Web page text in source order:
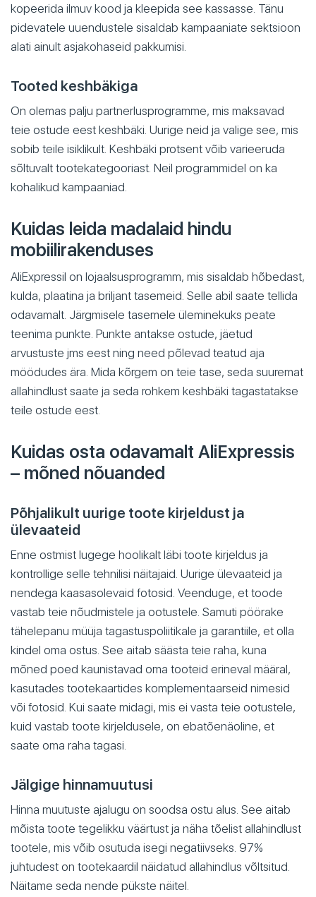
kopeerida ilmuv kood ja kleepida see kassasse. Tänu
pidevatele uuendustele sisaldab kampaaniate sektsioon
alati ainult asjakohaseid pakkumisi.
Tooted keshbäkiga
On olemas palju partnerlusprogramme, mis maksavad
teie ostude eest keshbäki. Uurige neid ja valige see, mis
sobib teile isiklikult. Keshbäki protsent võib varieeruda
sõltuvalt tootekategooriast. Neil programmidel on ka
kohalikud kampaaniad.
Kuidas leida madalaid hindu
mobiilirakenduses
AliExpressil on lojaalsusprogramm, mis sisaldab hõbedast,
kulda, plaatina ja briljant tasemeid. Selle abil saate tellida
odavamalt. Järgmisele tasemele üleminekuks peate
teenima punkte. Punkte antakse ostude, jäetud
arvustuste jms eest ning need põlevad teatud aja
möödudes ära. Mida kõrgem on teie tase, seda suuremat
allahindlust saate ja seda rohkem keshbäki tagastatakse
teile ostude eest.
Kuidas osta odavamalt AliExpressis
– mõned nõuanded
Põhjalikult uurige toote kirjeldust ja
ülevaateid
Enne ostmist lugege hoolikalt läbi toote kirjeldus ja
kontrollige selle tehnilisi näitajaid. Uurige ülevaateid ja
nendega kaasasolevaid fotosid. Veenduge, et toode
vastab teie nõudmistele ja ootustele. Samuti pöörake
tähelepanu müüja tagastuspoliitikale ja garantiile, et olla
kindel oma ostus. See aitab säästa teie raha, kuna
mõned poed kaunistavad oma tooteid erineval määral,
kasutades tootekaartides komplementaarseid nimesid
või fotosid. Kui saate midagi, mis ei vasta teie ootustele,
kuid vastab toote kirjeldusele, on ebatõenäoline, et
saate oma raha tagasi.
Jälgige hinnamuutusi
Hinna muutuste ajalugu on soodsa ostu alus. See aitab
mõista toote tegelikku väärtust ja näha tõelist allahindlust
tootele, mis võib osutuda isegi negatiivseks. 97%
juhtudest on tootekaardil näidatud allahindlus võltsitud.
Näitame seda nende pükste näitel.